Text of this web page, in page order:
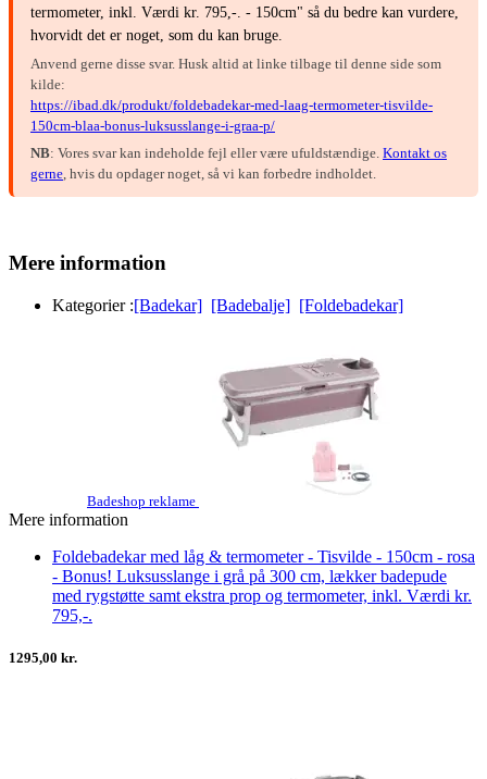
termometer, inkl. Værdi kr. 795,-. - 150cm" så du bedre kan vurdere,
hvorvidt det er noget, som du kan bruge.
Anvend gerne disse svar. Husk altid at linke tilbage til denne side som
kilde:
https://ibad.dk/produkt/foldebadekar-med-laag-termometer-tisvilde-
150cm-blaa-bonus-luksusslange-i-graa-p/
NB: Vores svar kan indeholde fejl eller være ufuldstændige. Kontakt os
gerne, hvis du opdager noget, så vi kan forbedre indholdet.
Mere information
Kategorier :[Badekar] [Badebalje] [Foldebadekar]
Badeshop reklame
Mere information
Foldebadekar med låg & termometer - Tisvilde - 150cm - rosa
- Bonus! Luksusslange i grå på 300 cm, lækker badepude
med rygstøtte samt ekstra prop og termometer, inkl. Værdi kr.
795,-.
1295,00 kr.